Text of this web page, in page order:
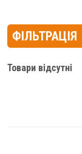
ФІЛЬТРАЦІЯ
Товари відсутні